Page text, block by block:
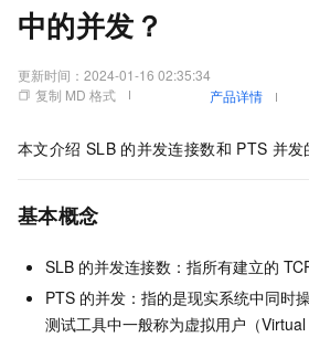
中的并发？
更新时间： 2024-01-16 02:35:34
复制 MD 格式
产品详情
本文介绍 SLB 的并发连接数和 PTS 并发
基本概念
SLB 的并发连接数：指所有建立的
PTS 的并发：指的是现实系统中同时
测试工具中一般称为虚拟用户（